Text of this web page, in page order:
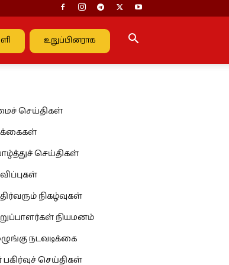
உறுப்பினராக
செய்திகள்
செய்திகள்
நிகழ்வுகள்
நியமனம்
நடவடிக்கை
பகிர்வுச் செய்திகள்